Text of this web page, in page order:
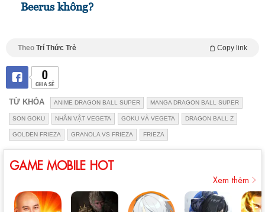
Beerus không?
Theo Trí Thức Trẻ Copy link
0
CHIA SẺ
TỪ KHÓA ANIME DRAGON BALL SUPER MANGA DRAGON BALL SUPER
SON GOKU NHÂN VẬT VEGETA GOKU VÀ VEGETA DRAGON BALL Z
GOLDEN FRIEZA GRANOLA VS FRIEZA FRIEZA
GAME MOBILE HOT
Xem thêm